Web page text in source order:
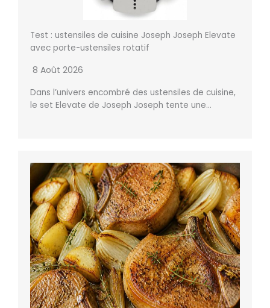
Test : ustensiles de cuisine Joseph Joseph Elevate
avec porte-ustensiles rotatif
8 Août 2026
Dans l’univers encombré des ustensiles de cuisine,
le set Elevate de Joseph Joseph tente une…